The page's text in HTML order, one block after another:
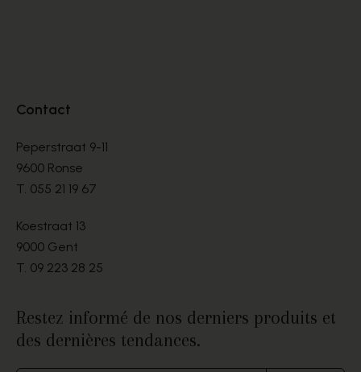
Contact
Peperstraat 9-11
9600 Ronse
T. 055 21 19 67
Koestraat 13
9000 Gent
T. 09 223 28 25
Restez informé de nos derniers produits et
des dernières tendances.